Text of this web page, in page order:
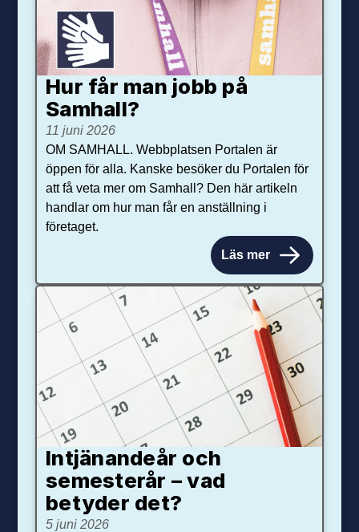
Hur får man jobb på
Samhall?
11 juni 2026
OM SAMHALL. Webbplatsen Portalen är
öppen för alla. Kanske besöker du Portalen för
att få veta mer om Samhall? Den här artikeln
handlar om hur man får en anställning i
företaget.
Läs mer
Intjänandeår och
semesterår – vad
betyder det?
5 juni 2026